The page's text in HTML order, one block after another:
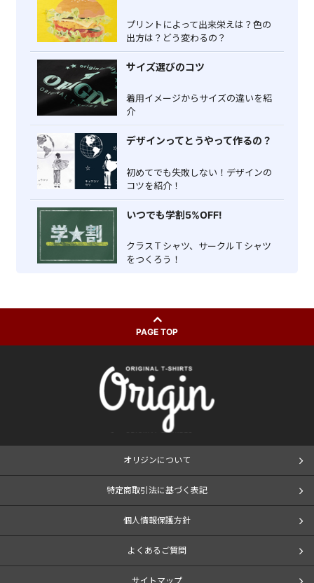
プリントによって出来栄えは？色の
出方は？どう変わるの？
サイズ選びのコツ
着用イメージからサイズの違いを紹
介
デザインってとうやって作るの？
初めてでも失敗しない！デザインの
コツを紹介！
いつでも学割5%OFF!
クラスＴシャツ、サークルＴシャツ
をつくろう！
PAGE TOP
オリジンについて
特定商取引法に基づく表記
個人情報保護方針
よくあるご質問
サイトマップ